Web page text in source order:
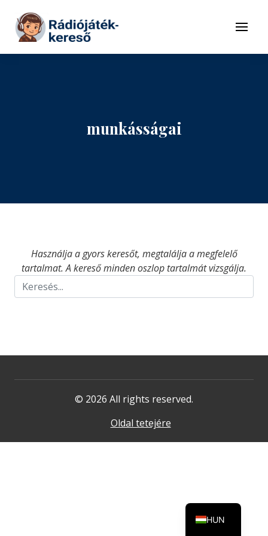
Tovább a tartalomhoz
Menü
munkásságai
Használja a gyors keresőt, megtalálja a megfelelő
tartalmat. A kereső minden oszlop tartalmát vizsgálja.
© 2026 All rights reserved.
Oldal tetejére
HUN